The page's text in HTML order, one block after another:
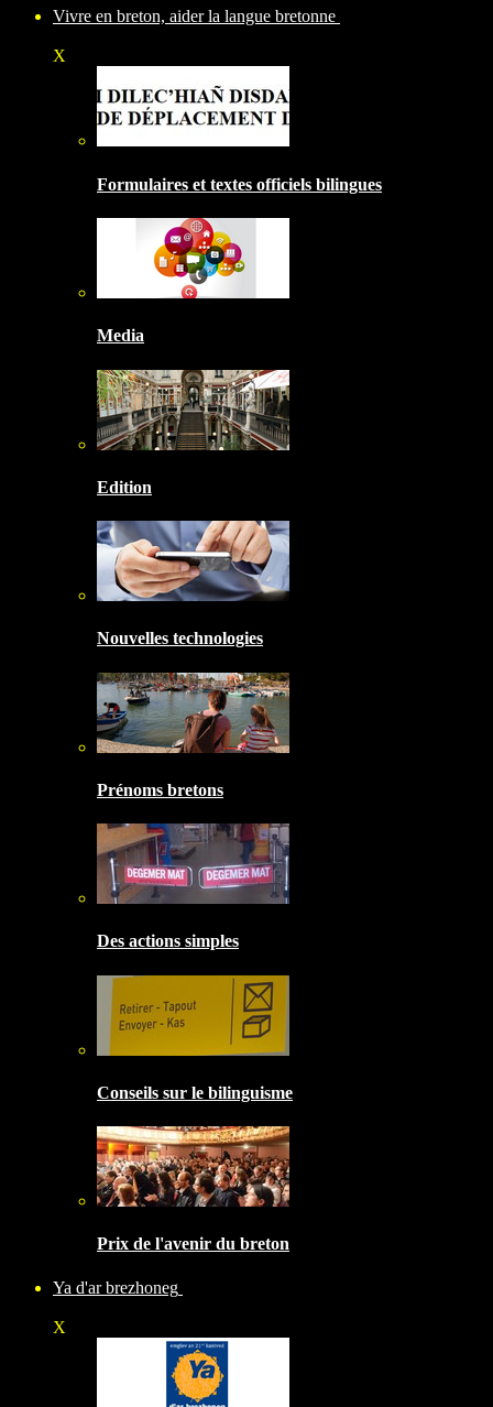
Vivre en breton, aider la langue bretonne
X
Formulaires et textes officiels bilingues
Media
Edition
Nouvelles technologies
Prénoms bretons
Des actions simples
Conseils sur le bilinguisme
Prix de l'avenir du breton
Ya d'ar brezhoneg
X